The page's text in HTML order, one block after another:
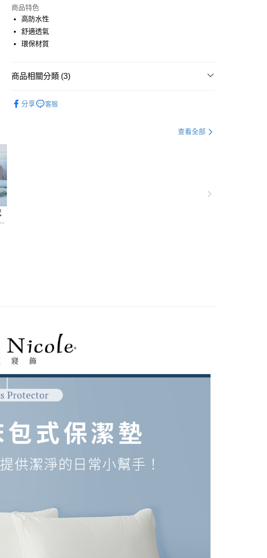
Google Pay
全盈+PAY
ATM付款
運送方式
每筆NT$450，滿NT$10,000(含以上)免運費
商品特色
高防水性
舒適透氣
環保材質
商品相關分類 (3)
分享 客服
查看全部